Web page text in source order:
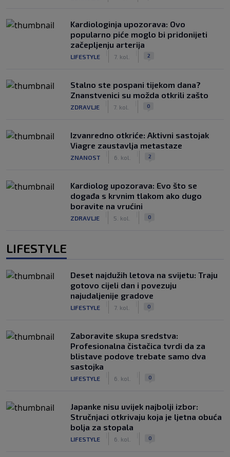
Kardiologinja upozorava: Ovo
popularno piće moglo bi pridonijeti
začepljenju arterija
LIFESTYLE 7. kol. 2
Stalno ste pospani tijekom dana?
Znanstvenici su možda otkrili zašto
ZDRAVLJE 7. kol. 0
Izvanredno otkriće: Aktivni sastojak
Viagre zaustavlja metastaze
ZNANOST 6. kol. 2
Kardiolog upozorava: Evo što se
događa s krvnim tlakom ako dugo
boravite na vrućini
ZDRAVLJE 5. kol. 0
LIFESTYLE
Deset najdužih letova na svijetu: Traju
gotovo cijeli dan i povezuju
najudaljenije gradove
LIFESTYLE 7. kol. 0
Zaboravite skupa sredstva:
Profesionalna čistačica tvrdi da za
blistave podove trebate samo dva
sastojka
LIFESTYLE 6. kol. 0
Japanke nisu uvijek najbolji izbor:
Stručnjaci otkrivaju koja je ljetna obuća
bolja za stopala
LIFESTYLE 6. kol. 0